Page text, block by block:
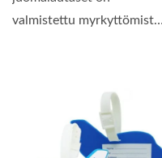
valmistettu myrkyttömistä